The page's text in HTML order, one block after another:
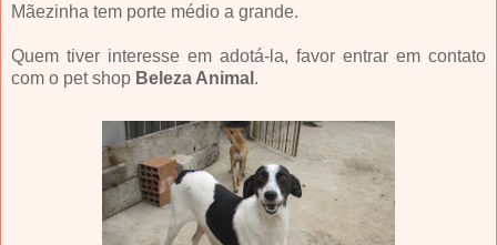
Mãezinha tem porte médio a grande.
Quem tiver interesse em adotá-la, favor entrar em contato
com o pet shop Beleza Animal .